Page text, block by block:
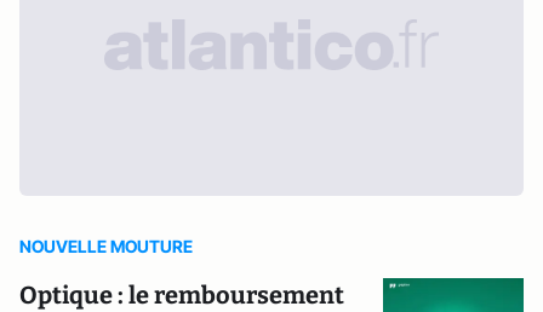
NOUVELLE MOUTURE
Optique : le remboursement